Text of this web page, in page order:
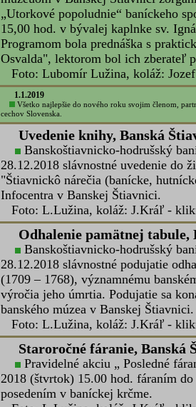
27.reprezentačný banícky
15.2.2019
Medzi jeden z vrcholov
zaradil „27. reprezentačný banícky
15.2.2019 v hoteli Grand – Matej.
TU.
Foto zo zahájenia - klikniteTU.
Utorkové popoludnie
Banskoštiavnicko-hodrušský
múzeuom v Banskej Štiavnici
„Utorkové popoludnie“ baníckeho
hod. v v objekte Vinocentrum na ul.
bola prednáška "Strieborné bane v
Foto: Lubomír Lužina, koláž:
AKTUALIZOVANÉ:
Delegáciu zástupcov Združenia
11.00 hod. prijal v Prezidentskom
Foto: Lubomír Lužina, koláž:
Utorkové popoludnie
Banskoštiavnicko-hodrušský
múzeuom v Banskej Štiavnici
„Utorkové popoludnie“ baníckeho
15,00 hod. v bývalej kaplnke sv.
Programom bola prednáška s
Osvalda", lektorom bol ich zberateľ